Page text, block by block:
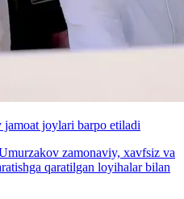
jamoat joylari barpo etiladi
zamonaviy, xavfsiz va
qaratilgan loyihalar bilan